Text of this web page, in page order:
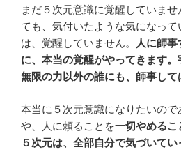
まだ５次元意識に覚醒していま
ても、気付いたような気になって
は、覚醒していません。
人に師
に、本当の覚醒がやってきます
無限の力以外の誰にも、師事して
本当に５次元意識になりたいので
や、人に頼ることを一切やめるこ
５次元は、全部自分で気づいて